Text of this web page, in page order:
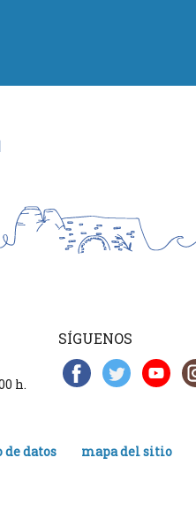
h.
SÍGUENOS
de datos mapa del sitio